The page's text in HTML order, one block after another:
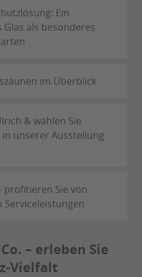
Ein
Glas als besonderes
im Überblick
& wählen Sie
unserer Ausstellung
profitieren Sie von
Serviceleistungen
– erleben Sie
Vielfalt